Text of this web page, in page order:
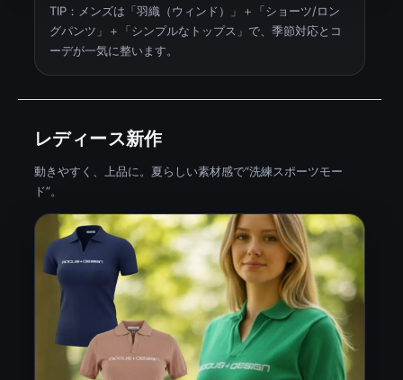
TIP：メンズは「羽織（ウィンド）」＋「ショーツ/ロン
グパンツ」＋「シンプルなトップス」で、季節対応とコ
ーデが一気に整います。
レディース新作
動きやすく、上品に。夏らしい素材感で“洗練スポーツモー
ド”。